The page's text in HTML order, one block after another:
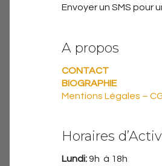
Envoyer un SMS pour
A propos
CONTACT
BIOGRAPHIE
Mentions Légales –
Horaires
Lundi:9h à 18h